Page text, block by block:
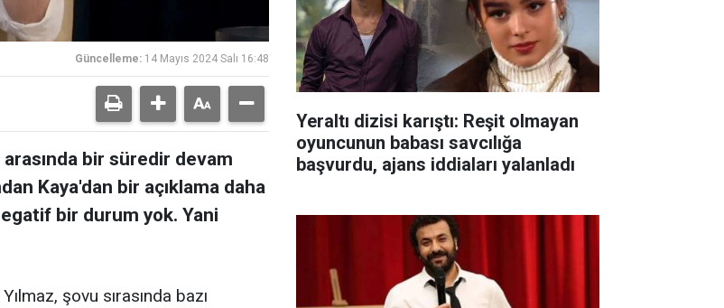
Güncelleme: 14 Mayıs 2024 Salı 16:48
arasında bir süredir devam
Kaya'dan bir açıklama daha
bir durum yok. Yani
şovu sırasında bazı
Yeraltı dizisi karıştı: Reşit olmayan
oyuncunun babası savcılığa
başvurdu, ajans iddiaları yalanladı